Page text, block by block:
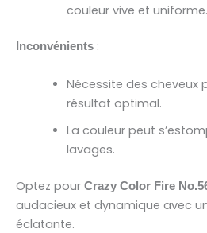
couleur vive et uniforme.
Inconvénients :
Nécessite des cheveux
résultat optimal.
La couleur peut
lavages.
Optez pour Crazy Color Fire
audacieux et dynamique avec
éclatante.